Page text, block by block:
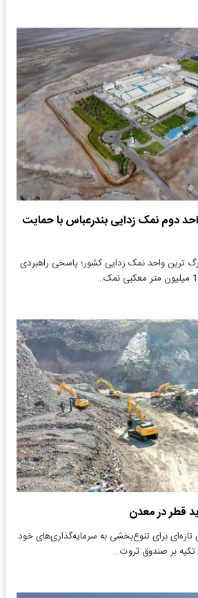
دوم نمک زدایی بندرعباس با حمایت
ترین واحد نمک زدایی کشور؛ پاسخی راهبردی
قطر در معدن
تازه‌ای برای تنوع‌بخشی به سرمایه‌گذاری‌های خود
تکیه بر صندوق ثروت…